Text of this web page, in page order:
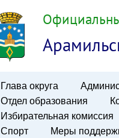
Глава округа
Отдел образования
Избирательная комиссия
Спорт
Меры